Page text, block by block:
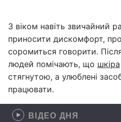
З віком навіть звичайний
приносити дискомфорт,
соромиться говорити.
людей помічають, що шкіра
стягнутою, а улюблені
працювати.
ВІДЕО ДНЯ